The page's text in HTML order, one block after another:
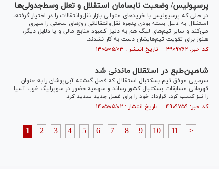
پرسپولیس/ وضعیت نابسامان استقلال و تعلل وسط‌جدولی‌ها
در حالی که پرسپولیس با خرید‌های متوالی بازار نقل‌وانتقالات را در اختیار گرفته،
استقلال به دلیل بسته بودن پنجره نقل‌وانتقالاتی روز‌های سختی را سپری
می‌کند و سایر تیم‌های لیگ هم به دلیل کمبود منابع مالی و یا دلایل دیگر،
هنوز برای تقویت تیم‌هایشان دست به کار نشدند.
کد خبر: ۴۹۰۹۷۶۲ تاریخ انتشار : ۱۴۰۵/۰۵/۰۳
شاهین‌طبع در استقلال ماندنی شد
سرمربی موفق تیم بسکتبال استقلال که فصل گذشته آبی‌پوشان را به عنوان
قهرمانی مسابقات بسکتبال کشور رساند و سهمیه حضور در سوپرلیگ غرب آسیا
را نیز کسب کرد، قرارداد خود را برای فصل جدید تمدید کرد.
کد خبر: ۴۹۰۹۷۵۹ تاریخ انتشار : ۱۴۰۵/۰۵/۰۲
1 2 3 4 5 6 7 8 9 10 11 >